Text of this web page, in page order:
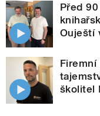
Před
Ouještí
školitel